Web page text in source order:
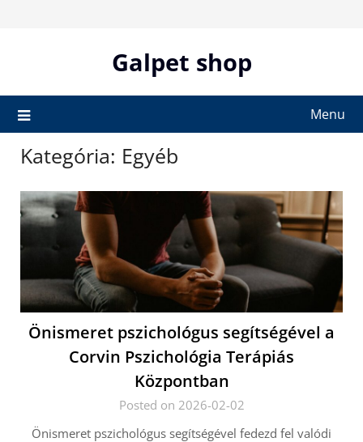
Galpet shop
Menu
Kategória: Egyéb
Önismeret pszichológus segítségével a
Corvin Pszichológia Terápiás
Központban
Posted on 2026-02-02
Önismeret pszichológus segítségével fedezd fel valódi